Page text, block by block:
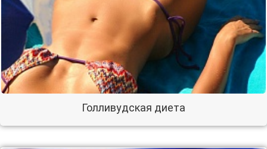
Голливудская диета